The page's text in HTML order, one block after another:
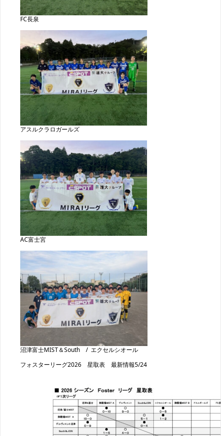
FC長泉
アスルクラロガールズ
AC富士宮
沼津富士MIST＆South / エクセルシオール
フォスターリーグ2026 星取表 最新情報5/24